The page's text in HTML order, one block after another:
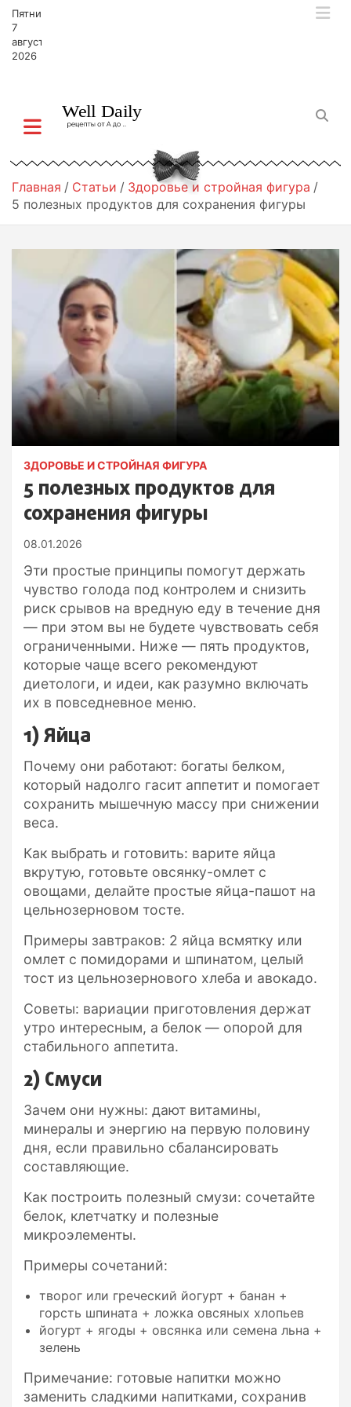
Пятница,
7
августа,
2026
Главная Статьи
Здоровье и стройная фигура
5 полезных продуктов для сохранения фигуры
ЗДОРОВЬЕ И СТРОЙНАЯ ФИГУРА
5 полезных продуктов для
сохранения фигуры
08.01.2026
Эти простые принципы помогут держать
чувство голода под контролем и снизить
риск срывов на вредную еду в течение дня
— при этом вы не будете чувствовать себя
ограниченными. Ниже — пять продуктов,
которые чаще всего рекомендуют
диетологи, и идеи, как разумно включать
их в повседневное меню.
1) Яйца
Почему они работают: богаты белком,
который надолго гасит аппетит и помогает
сохранить мышечную массу при снижении
веса.
Как выбрать и готовить: варите яйца
вкрутую, готовьте овсянку-омлет с
овощами, делайте простые яйца-пашот на
цельнозерновом тосте.
Примеры завтраков: 2 яйца всмятку или
омлет с помидорами и шпинатом, целый
тост из цельнозернового хлеба и авокадо.
Советы: вариации приготовления держат
утро интересным, а белок — опорой для
стабильного аппетита.
2) Смуси
Зачем они нужны: дают витамины,
минералы и энергию на первую половину
дня, если правильно сбалансировать
составляющие.
Как построить полезный смузи: сочетайте
белок, клетчатку и полезные
микроэлементы.
Примеры сочетаний:
творог или греческий йогурт + банан +
горсть шпината + ложка овсяных хлопьев
йогурт + ягоды + овсянка или семена льна +
зелень
Примечание: готовые напитки можно
заменить сладкими напитками, сохранив